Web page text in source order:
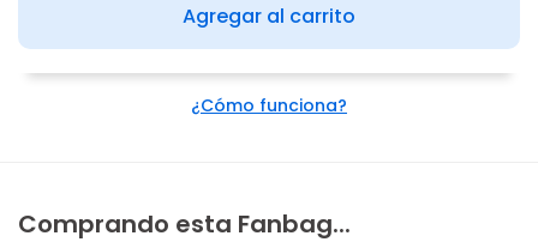
Agregar al carrito
¿Cómo funciona?
Comprando esta Fanbag...